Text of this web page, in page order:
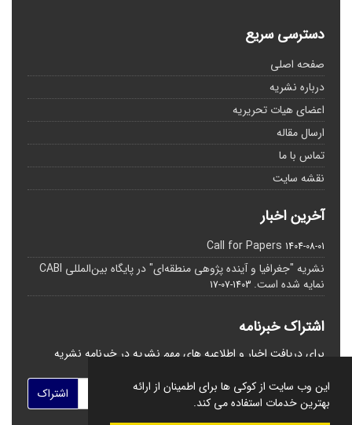
این وب سایت از کوکی ها برای اطمینان از ارائه
بهترین خدمات استفاده می کند.
دسترسی سریع
صفحه اصلی
درباره نشریه
اعضای هیات تحریریه
ارسال مقاله
تماس با ما
نقشه سایت
آخرین اخبار
Call for Papers 1404-08-01
نشریه "جغرافیا و آینده پژوهی منطقه‌ای" در پایگاه بین‌المللی CABI
نمایه شده است. 1403-07-17
اشتراک خبرنامه
برای دریافت اخبار و اطلاعیه های مهم نشریه در خبرنامه نشریه
اشتراک